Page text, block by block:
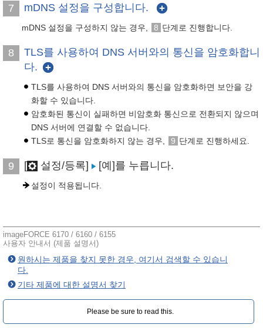
7 mDNS 설정을 구성합니다.
mDNS 설정을 구성하지 않는 경우, 8 단계로 진행합니다.
8
TLS를 사용하여 DNS 서버와의 통신을 암호화합니
다.
TLS를 사용하여 DNS 서버와의 통신을 암호화하면 보안을 강
화할 수 있습니다.
암호화된 통신이 실패하면 비암호화 통신으로 전환되지 않으며
DNS 서버에 연결할 수 없습니다.
TLS로 통신을 암호화하지 않는 경우,
9 단계로 진행하세요.
9 [ 설정/등록] [예]를 누릅니다.
설정이 적용됩니다.
imageFORCE 6170 / 6160 / 6155
사용자 안내서 (제품 설명서)
원하시는 제품을 찾지 못한 경우, 여기서 검색할 수 있습니
다.
기타 제품에 대한 설명서 찾기
Please be sure to read this.‎